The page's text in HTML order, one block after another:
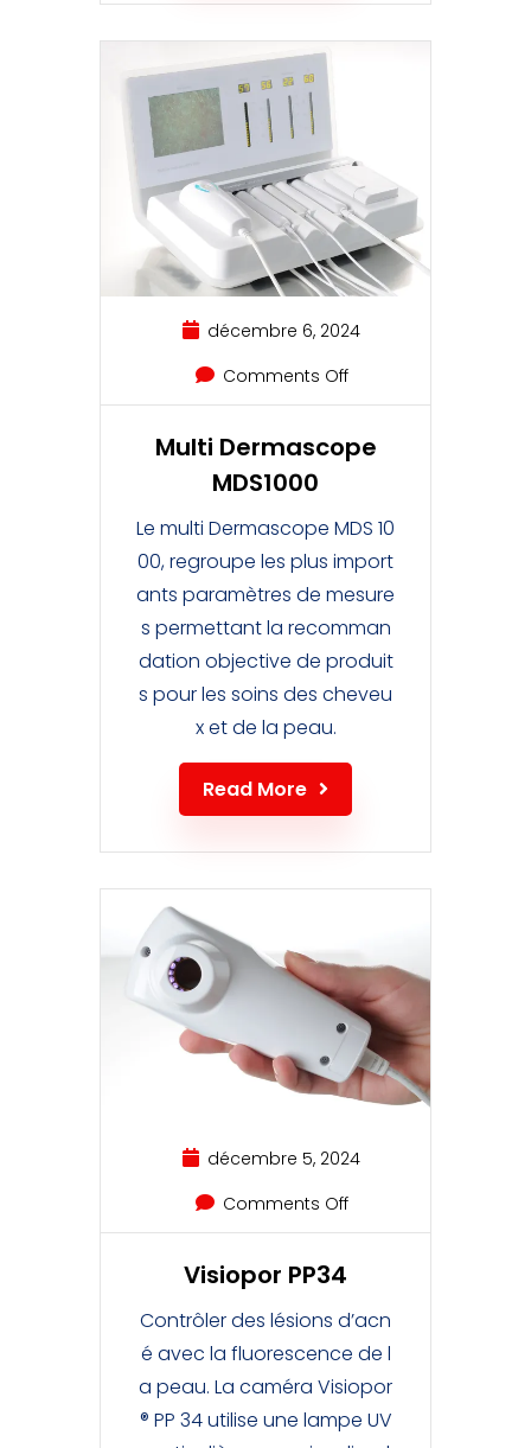
décembre 6, 2024
Comments Off
Multi Dermascope
MDS1000
Le multi Dermascope MDS 10
00, regroupe les plus import
ants paramètres de mesure
s permettant la recomman
dation objective de produit
s pour les soins des cheveu
x et de la peau.
Read More
décembre 5, 2024
Comments Off
Visiopor PP34
Contrôler des lésions d’acn
é avec la fluorescence de l
a peau. La caméra Visiopor
® PP 34 utilise une lampe UV